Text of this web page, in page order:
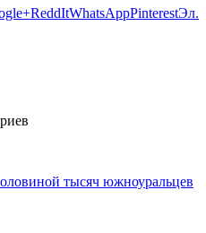
ReddItWhatsAppPinterestЭл.
тысяч южноуральцев